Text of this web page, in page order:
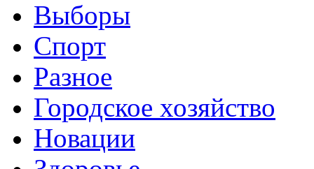
Выборы
Спорт
Разное
Городское хозяйство
Новации